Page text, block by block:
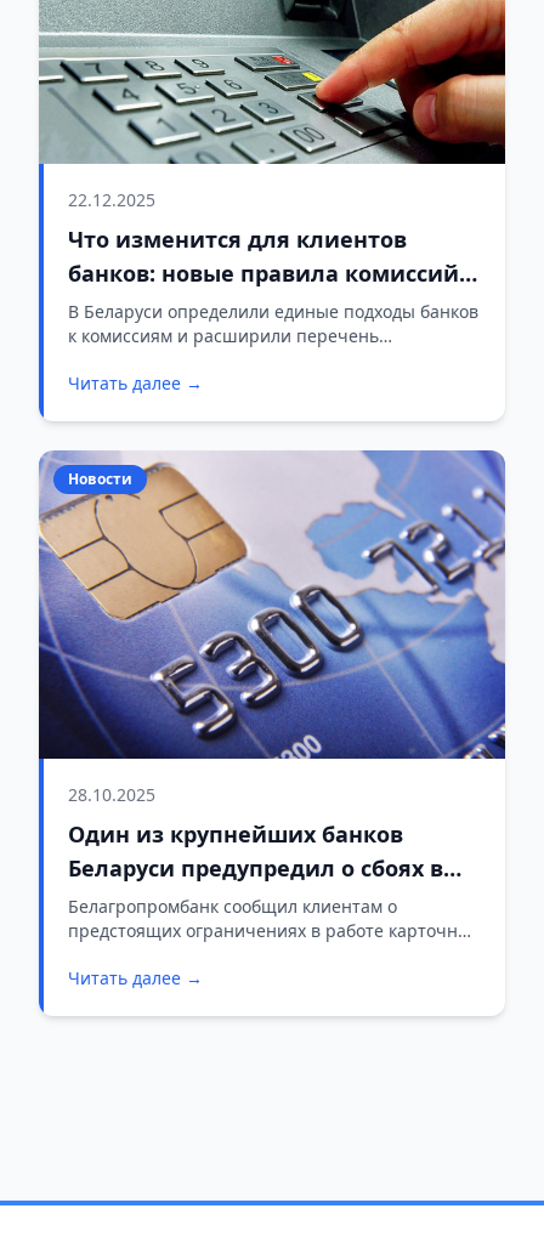
22.12.2025
Что изменится для клиентов
банков: новые правила комиссий и
бесплатных услуг в Беларуси
В Беларуси определили единые подходы банков
к комиссиям и расширили перечень
Читать далее →
Новости
28.10.2025
Один из крупнейших банков
Беларуси предупредил о сбоях в
работе карт на четыре дня
Белагропромбанк сообщил клиентам о
предстоящих ограничениях в работе карточных
Читать далее →